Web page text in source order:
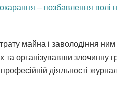
– позбавлення волі
майна і заволодіння
організувавши злочинну
діяльності